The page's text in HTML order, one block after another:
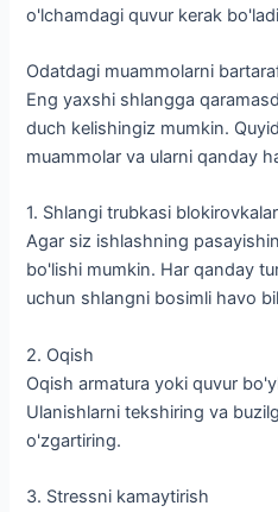
o'lchamdagi quvur kerak
Odatdagi muammolarni
Eng yaxshi shlangga
duch kelishingiz mumkin.
muammolar va ularni qanday
1. Shlangi trubkasi
Agar siz ishlashning
bo'lishi mumkin. Har qanday
uchun shlangni bosimli havo
2. Oqish
Oqish armatura yoki quvur
Ulanishlarni tekshiring va
o'zgartiring.
3. Stressni kamaytirish